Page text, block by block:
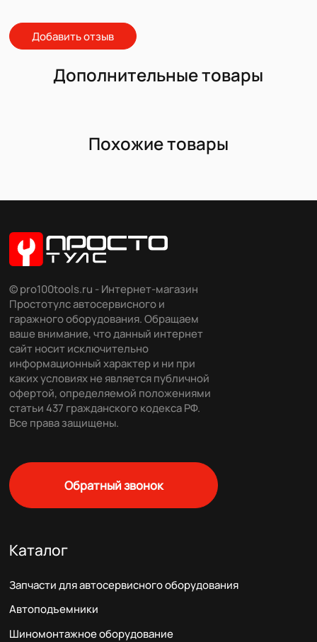
Добавить отзыв
Дополнительные товары
Похожие товары
© pro100tools.ru - Интернет-магазин
Простотулс автосервисного и
гаражного оборудования. Обращаем
ваше внимание, что данный интернет
сайт носит исключительно
информационный характер и ни при
каких условиях не является публичной
офертой, определяемой положениями
статьи 437 гражданского кодекса РФ.
Все права защищены.
Обратный звонок
Каталог
Запчасти для автосервисного оборудования
Автоподъемники
Шиномонтажное оборудование